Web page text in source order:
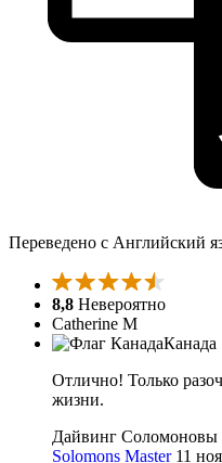
Переведено с Английский
8,8 Невероятно
Catherine M
Канада
Отлично! Только
жизни.
Дайвинг Соломоновы
Solomons Master 11